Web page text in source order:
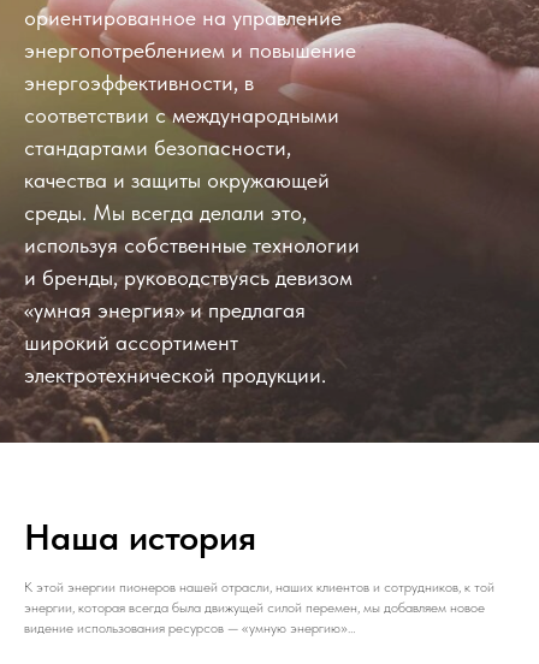
ориентированное на управление
энергопотреблением и повышение
энергоэффективности, в
соответствии с международными
стандартами безопасности,
качества и защиты окружающей
среды. Мы всегда делали это,
используя собственные технологии
и бренды, руководствуясь девизом
«умная энергия» и предлагая
широкий ассортимент
электротехнической продукции.
Наша история
К этой энергии пионеров нашей отрасли, наших клиентов и сотрудников, к той
энергии, которая всегда была движущей силой перемен, мы добавляем новое
видение использования ресурсов — «умную энергию»…